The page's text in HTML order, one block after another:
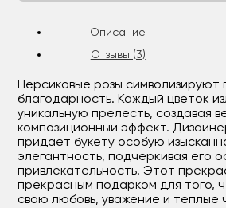
Описание
Отзывы (3)
Персиковые розы
благодарность. Каждый цветок
уникальную прелесть, создавая
композиционный эффект.
придает букету особую
элегантность, подчеркивая его
привлекательность. Этот
прекрасным подарком для того,
свою любовь, уважение и теплые